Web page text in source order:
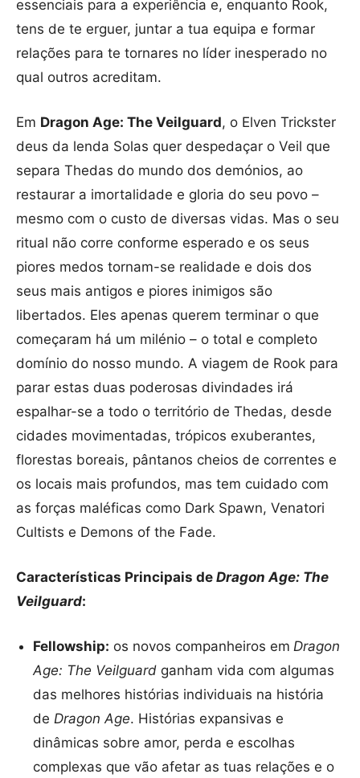
essenciais para a experiência e, enquanto Rook,
tens de te erguer, juntar a tua equipa e formar
relações para te tornares no líder inesperado no
qual outros acreditam.
Em Dragon Age: The Veilguard, o Elven Trickster
deus da lenda Solas quer despedaçar o Veil que
separa Thedas do mundo dos demónios, ao
restaurar a imortalidade e gloria do seu povo –
mesmo com o custo de diversas vidas. Mas o seu
ritual não corre conforme esperado e os seus
piores medos tornam-se realidade e dois dos
seus mais antigos e piores inimigos são
libertados. Eles apenas querem terminar o que
começaram há um milénio – o total e completo
domínio do nosso mundo. A viagem de Rook para
parar estas duas poderosas divindades irá
espalhar-se a todo o território de Thedas, desde
cidades movimentadas, trópicos exuberantes,
florestas boreais, pântanos cheios de correntes e
os locais mais profundos, mas tem cuidado com
as forças maléficas como Dark Spawn, Venatori
Cultists e Demons of the Fade.
Características Principais de Dragon Age: The
Veilguard:
Fellowship: os novos companheiros em Dragon
Age: The Veilguard ganham vida com algumas
das melhores histórias individuais na história
de Dragon Age. Histórias expansivas e
dinâmicas sobre amor, perda e escolhas
complexas que vão afetar as tuas relações e o